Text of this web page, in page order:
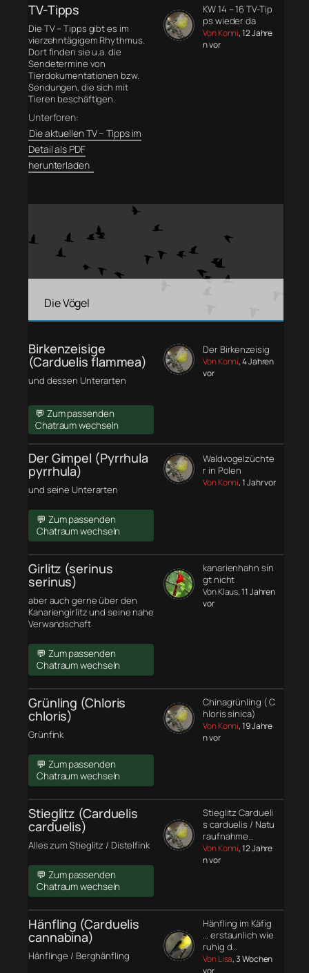
TV-Tipps
Die TV – Tipps gibt es im
vierzehntägigem Rhythmus.
Dort finden sie u.a. die
Sendetermine von
Tierdokumentationen bzw.
Sendungen, die sich mit
Tieren beschäftigen.
Unterforen:
Die aktuellen TV – Tipps im
Detail als PDF
herunterladen
KW 14 – 16 TV-Tip
ps wieder da
Von Konni, 12 Jahre
n vor
Die Vögel
Birkenzeisige
(Carduelis flammea)
und dessen Unterarten
💬 Zum passenden
Chatraum wechseln
Der Birkenzeisig
Von Konni, 4 Jahren
vor
Der Gimpel (Pyrrhula
pyrrhula)
und seine Unterarten
💬 Zum passenden
Chatraum wechseln
Waldvogelzüchte
r in Polen
Von Konni, 1 Jahr vor
Girlitz (serinus
serinus)
aber auch gerne über den
Kanariengirlitz und seine nahe
Verwandschaft
💬 Zum passenden
Chatraum wechseln
kanarienhahn sin
gt nicht
Von Klaus, 11 Jahren
vor
Grünling (Chloris
chloris)
Grünfink
💬 Zum passenden
Chatraum wechseln
Chinagrünling ( C
hloris sinica)
Von Konni, 19 Jahre
n vor
Stieglitz (Carduelis
carduelis)
Alles zum Stieglitz / Distelfink
💬 Zum passenden
Chatraum wechseln
Stieglitz Cardueli
s carduelis / Natu
raufnahme…
Von Konni, 12 Jahre
n vor
Hänfling (Carduelis
cannabina)
Hänflinge / Berghänfling
Hänfling im Käfig
… erstaunlich wie
ruhig d…
Von Lisa, 3 Wochen